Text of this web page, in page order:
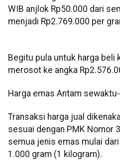
WIB anjlok Rp50.000 dari
menjadi Rp2.769.000 per
Begitu pula untuk harga beli
merosot ke angka
Harga emas Antam
Transaksi harga jual
sesuai dengan PMK Nomor
semua jenis emas mulai
1.000 gram (1 kilogram).